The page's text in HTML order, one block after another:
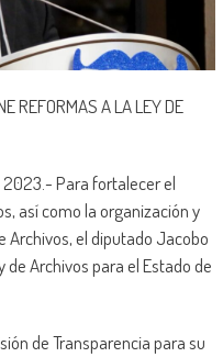
REFORMAS A LA LEY DE
2023.- Para fortalecer el
así como la organización y
el diputado Jacobo
Archivos para el Estado de
de Transparencia para su